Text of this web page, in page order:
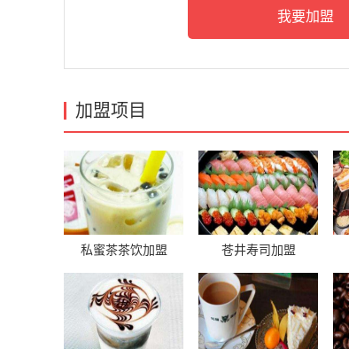
加盟项目
私蜜茶茶饮加盟 苍井寿司加盟